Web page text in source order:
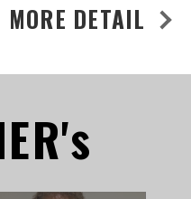
MORE DETAIL